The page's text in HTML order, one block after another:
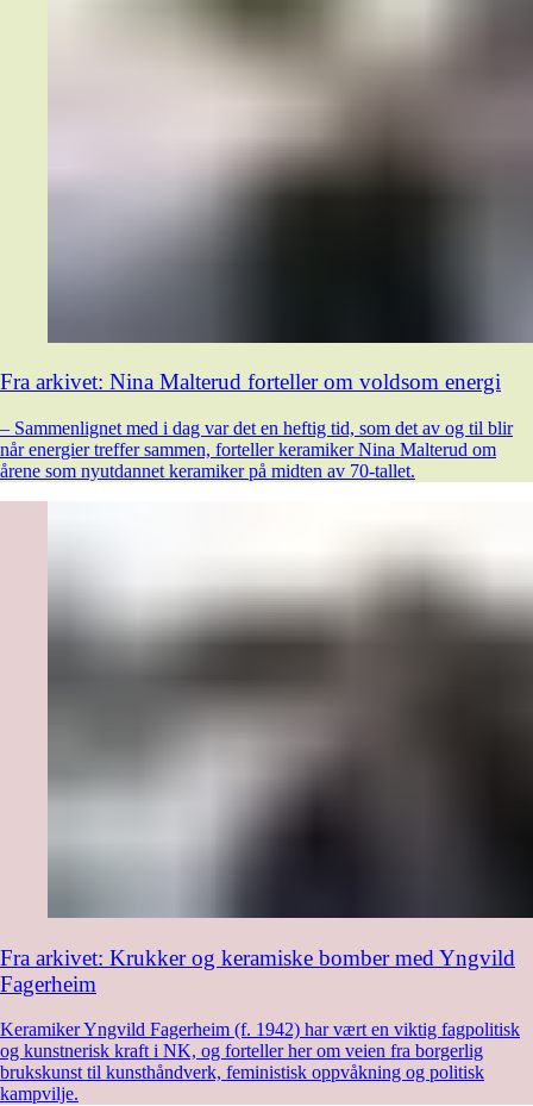
Fra arkivet: Nina Malterud forteller om voldsom energi
– Sammenlignet med i dag var det en heftig tid, som det av og til blir
når energier treffer sammen, forteller keramiker Nina Malterud om
årene som nyutdannet keramiker på midten av 70-tallet.
Fra arkivet: Krukker og keramiske bomber med Yngvild
Fagerheim
Keramiker Yngvild Fagerheim (f. 1942) har vært en viktig fagpolitisk
og kunstnerisk kraft i NK, og forteller her om veien fra borgerlig
brukskunst til kunsthåndverk, feministisk oppvåkning og politisk
kampvilje.